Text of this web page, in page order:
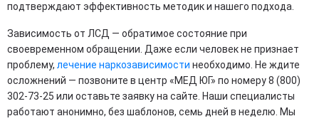
подтверждают эффективность методик и нашего подхода.
Зависимость от ЛСД — обратимое состояние при
своевременном обращении. Даже если человек не признает
проблему, лечение наркозависимости необходимо. Не ждите
осложнений — позвоните в центр «МЕД ЮГ» по номеру 8 (800)
302-73-25 или оставьте заявку на сайте. Наши специалисты
работают анонимно, без шаблонов, семь дней в неделю. Мы